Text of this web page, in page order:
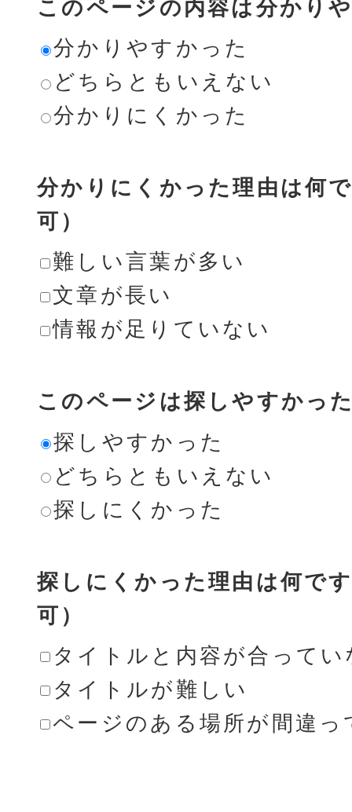
このページの内容は分かり
分かりやすかった
どちらともいえない
分かりにくかった
分かりにくかった理由は何
可）
難しい言葉が多い
文章が長い
情報が足りていない
このページは探しやすかっ
探しやすかった
どちらともいえない
探しにくかった
探しにくかった理由は何で
可）
タイトルと内容が合ってい
タイトルが難しい
ページのある場所が間違っ